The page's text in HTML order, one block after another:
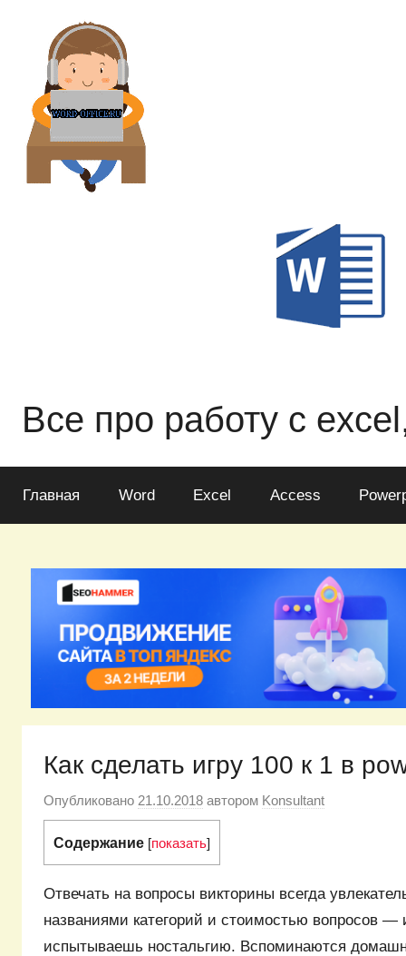
содержимому
Все про работу с
Главная Word Excel Access
Как сделать игру 100 к 1 в
Опубликовано 21.10.2018 автором Konsultant
Содержание [показать]
Отвечать на вопросы викторины всегда
названиями категорий и стоимостью вопросов —
испытываешь ностальгию. Вспоминаются